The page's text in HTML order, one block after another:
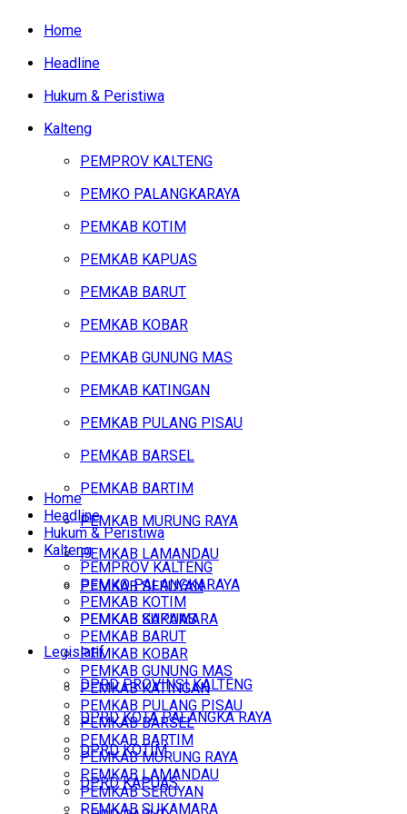
Home
Headline
Hukum & Peristiwa
Kalteng
PEMPROV KALTENG
PEMKO PALANGKARAYA
PEMKAB KOTIM
PEMKAB KAPUAS
PEMKAB BARUT
PEMKAB KOBAR
PEMKAB GUNUNG MAS
PEMKAB KATINGAN
PEMKAB PULANG PISAU
PEMKAB BARSEL
PEMKAB BARTIM
PEMKAB MURUNG RAYA
PEMKAB LAMANDAU
PEMKAB SERUYAN
PEMKAB SUKAMARA
Legislatif
DPRD PROVINSI KALTENG
DPRD KOTA PALANGKA RAYA
DPRD KOTIM
DPRD KAPUAS
Home
Headline
Hukum & Peristiwa
Kalteng
PEMPROV KALTENG
PEMKO PALANGKARAYA
PEMKAB KOTIM
PEMKAB KAPUAS
PEMKAB BARUT
PEMKAB KOBAR
PEMKAB GUNUNG MAS
PEMKAB KATINGAN
PEMKAB PULANG PISAU
PEMKAB BARSEL
PEMKAB BARTIM
PEMKAB MURUNG RAYA
PEMKAB LAMANDAU
PEMKAB SERUYAN
PEMKAB SUKAMARA